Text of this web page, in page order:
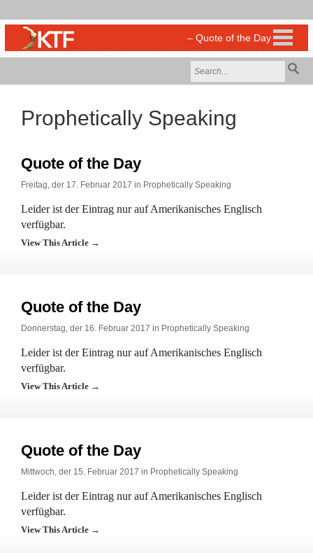
Prophetically Speaking
Quote of the Day
Freitag, der 17. Februar 2017 in Prophetically Speaking
Leider ist der Eintrag nur auf Amerikanisches Englisch
verfügbar.
View This Article →
Quote of the Day
Donnerstag, der 16. Februar 2017 in Prophetically Speaking
Leider ist der Eintrag nur auf Amerikanisches Englisch
verfügbar.
View This Article →
Quote of the Day
Mittwoch, der 15. Februar 2017 in Prophetically Speaking
Leider ist der Eintrag nur auf Amerikanisches Englisch
verfügbar.
View This Article →